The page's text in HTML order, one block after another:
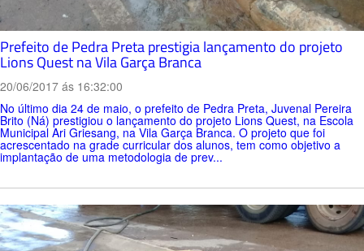
Prefeito de Pedra Preta prestigia lançamento do projeto
Lions Quest na Vila Garça Branca
20/06/2017 ás 16:32:00
No último dia 24 de maio, o prefeito de Pedra Preta, Juvenal Pereira
Brito (Ná) prestigiou o lançamento do projeto Lions Quest, na Escola
Municipal Ari Griesang, na Vila Garça Branca. O projeto que foi
acrescentado na grade curricular dos alunos, tem como objetivo a
implantação de uma metodologia de prev...